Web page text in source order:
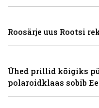
Roosärje uus Rootsi
Ühed prillid kõigiks
polaroidklaas sobib